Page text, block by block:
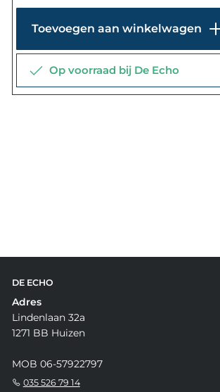
Toevoegen aan winkelwagen
Op voorraad bij De Echo
DE ECHO
Adres
Lindenlaan 32a
1271 BB Huizen
MOB 06-57922797
035 526 79 14